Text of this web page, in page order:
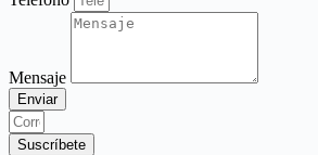
Mensaje
Enviar
Suscríbete